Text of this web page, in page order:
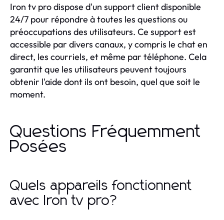
Iron tv pro dispose d'un support client disponible
24/7 pour répondre à toutes les questions ou
préoccupations des utilisateurs. Ce support est
accessible par divers canaux, y compris le chat en
direct, les courriels, et même par téléphone. Cela
garantit que les utilisateurs peuvent toujours
obtenir l'aide dont ils ont besoin, quel que soit le
moment.
Questions Fréquemment
Posées
Quels appareils fonctionnent
avec Iron tv pro?